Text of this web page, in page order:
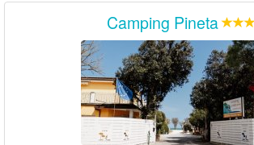
Camping Pineta